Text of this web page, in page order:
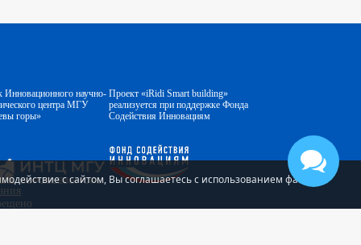
Инновационного научно-
центра МГУ
горы»
Проект «iRidi Smart building»
реализуется при поддержке Фонда
Содействия Инновациям
с сайтом, Вы соглашаетесь с использованием файлов